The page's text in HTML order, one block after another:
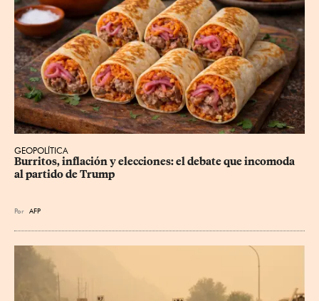
GEOPOLÍTICA
Burritos, inflación y elecciones: el debate que incomoda
al partido de Trump
Por AFP